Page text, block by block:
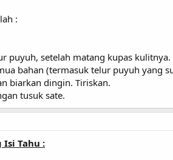
:
puyuh, setelah matang kupas kulitnya.
bahan (termasuk telur puyuh yang
biarkan dingin. Tiriskan.
tusuk sate.
Isi Tahu :